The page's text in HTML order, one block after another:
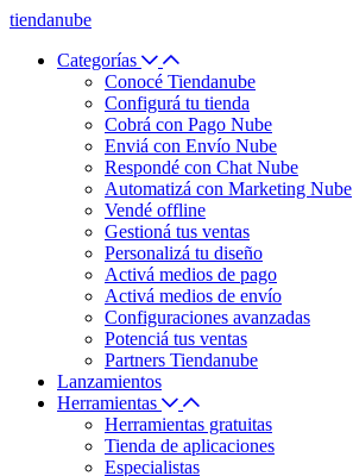
tiendanube
Categorías
Conocé Tiendanube
Configurá tu tienda
Cobrá con Pago Nube
Enviá con Envío Nube
Respondé con Chat Nube
Automatizá con Marketing Nube
Vendé offline
Gestioná tus ventas
Personalizá tu diseño
Activá medios de pago
Activá medios de envío
Configuraciones avanzadas
Potenciá tus ventas
Partners Tiendanube
Lanzamientos
Herramientas
Herramientas gratuitas
Tienda de aplicaciones
Especialistas